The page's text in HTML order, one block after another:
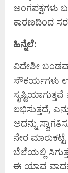
ಅಂಗಪಕ್ಷಗಳು
ಕಾರಣದಿಂದ
ಹಿನ್ನೆಲೆ:
ವಿದೇಶೀ
ಸೌಕರ್ಯಗಳು
ಲಭಿಸುತ್ತದೆ,
ಅದನ್ನು
ನೇರ
ಬೆಲೆಯಲ್ಲಿ
ಈ ಯಾವ